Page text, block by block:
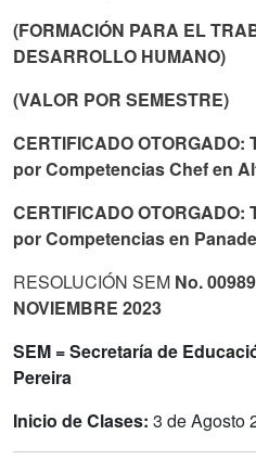
(FORMACIÓN PARA EL
DESARROLLO HUMANO)
(VALOR POR SEMESTRE)
CERTIFICADO
por Competencias Chef en
CERTIFICADO
por Competencias en
RESOLUCIÓN SEM No.
NOVIEMBRE 2023
SEM = Secretaría de
Pereira
Inicio de Clases: 3 de Agosto